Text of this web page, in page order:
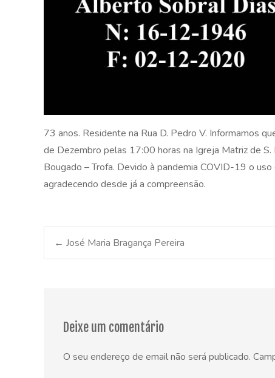
73 anos. Residente na Rua D. Pedro V. Informamos
de Dezembro pelas 17:00 horas na Igreja Matriz de
Bougado – Trofa. Devido à pandemia COVID-19 o
agradecendo desde já a compreensão.
Post
← José Maria Bragança Pereira
Deixe um comentário
O seu endereço de email não será publicado.